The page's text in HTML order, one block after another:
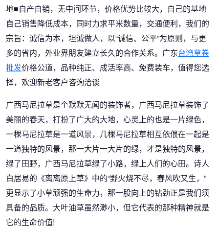
地■自产自销，无中间环节，价格优势比较大，自己的基地
自己销售降低成本，同时力求平米数量，交通便利，我们的
宗旨：诚信为本，坦诚做人，以“诚信、公平”为原则，与更
多的省内，外业界朋友建立长久的合作关系。广东台湾草卷
批发价格公道，品种纯正、成活率高、免费装车，值得您选
择，欢迎新老客户咨询洽谈
广西马尼拉草是个默默无闻的装饰者，广西马尼拉草装饰了
美丽的春天，打扮了广大的大地，心灵上的也是一片绿色，
一棵马尼拉草是一道风景，几棵马尼拉草相互依偎在一起是
一道独特的风景，那一大片一大片的绿，才是独特的风景，
绿了田野，广西马尼拉草绿了小路，绿上人们的心田。诗人
白居易的《离离原上草》中的“野火烧不尽，春风吹又生，”
更显示了小草顽强的生命力，那一股向上的钻劲正是我们须
具备的品质。大叶油草虽然渺小，但它代表的那种精神就是
它的生命价值!